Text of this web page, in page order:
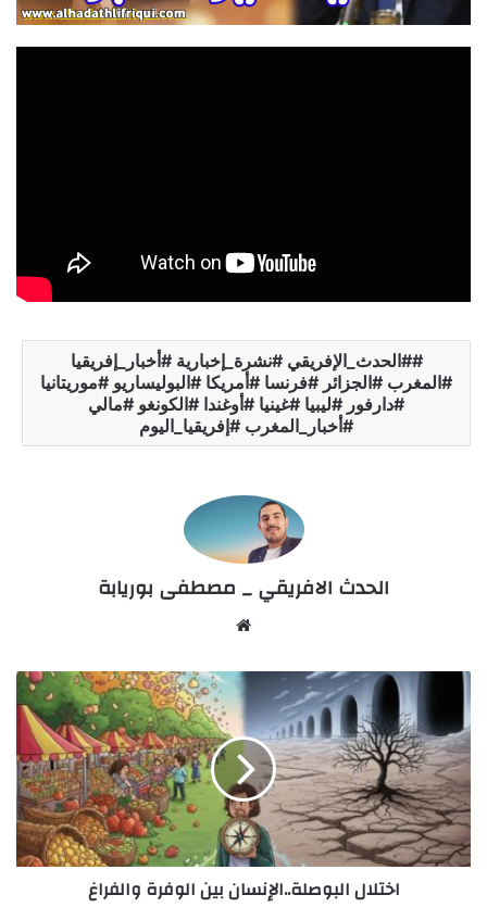
#الحدث_الإفريقي #نشرة_إخبارية #أخبار_إفريقيا
#المغرب #الجزائر #فرنسا #أمريكا #البوليساريو #موريتانيا
#دارفور #ليبيا #غينيا #أوغندا #الكونغو #مالي
#أخبار_المغرب #إفريقيا_اليوم
الحدث الافريقي _ مصطفى بوريابة
اختلال
البوصلة..الإنسان
بين
الوفرة
والفراغ
اختلال البوصلة..الإنسان بين الوفرة والفراغ